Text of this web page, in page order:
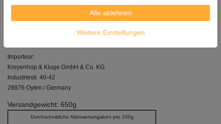
Mindestens Haltbar bis: 21. 08. 2028
Herkunft: Japan
Importeur:
Kreyenhop & Kluge GmbH & Co. KG
Industriestr. 40-42
28876 Oyten / Germany
Versandgewicht: 650g
Durchschnittliche Nährwertangaben pro 100g
Alle ablehnen
Weitere Einstellungen